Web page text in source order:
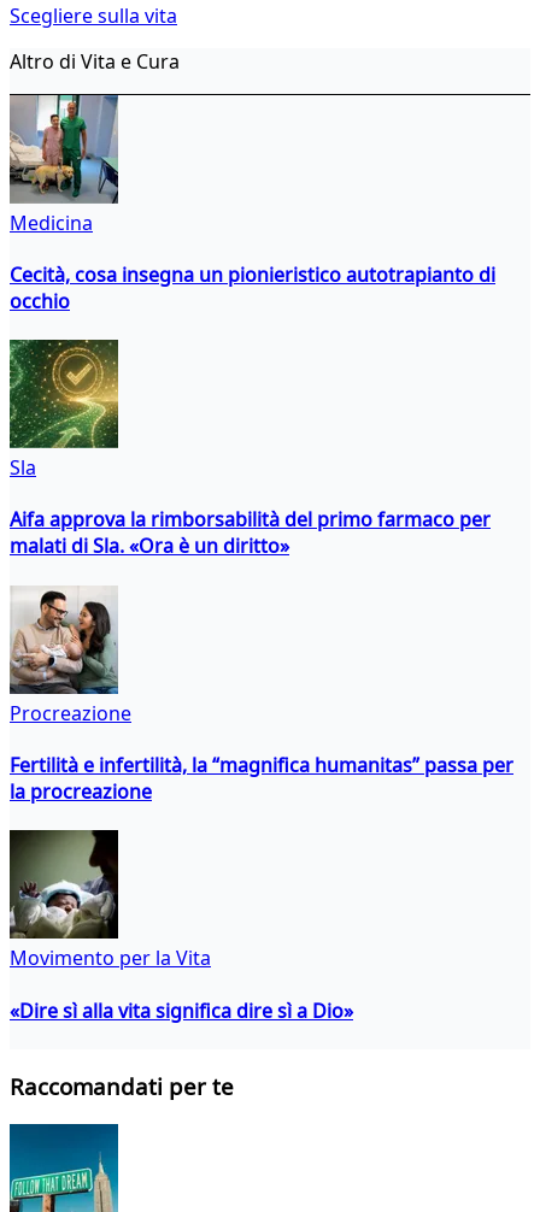
Scegliere sulla vita
Altro di Vita e Cura
Medicina
Cecità, cosa insegna un pionieristico autotrapianto di
occhio
Sla
Aifa approva la rimborsabilità del primo farmaco per
malati di Sla. «Ora è un diritto»
Procreazione
Fertilità e infertilità, la “magnifica humanitas” passa per
la procreazione
Movimento per la Vita
«Dire sì alla vita significa dire sì a Dio»
Raccomandati per te